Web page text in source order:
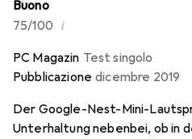
Buono
75/100 i
PC Magazin Test singolo
Pubblicazione dicembre 2019
Der Google-Nest-Mini-
Unterhaltung nebenbei, ob in